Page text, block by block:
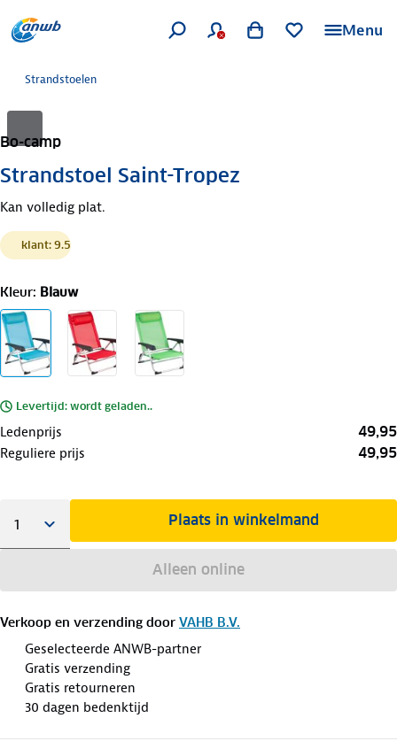
Menu
Strandstoelen
Bo-camp
Strandstoel Saint-Tropez
Kan volledig plat.
klant: 9.5
Kleur: Blauw
Levertijd: wordt geladen..
Ledenprijs 49,95
Reguliere prijs 49,95
Plaats in winkelmand
Alleen online
Verkoop en verzending door VAHB B.V.
Geselecteerde ANWB-partner
Gratis verzending
Gratis retourneren
30 dagen bedenktijd